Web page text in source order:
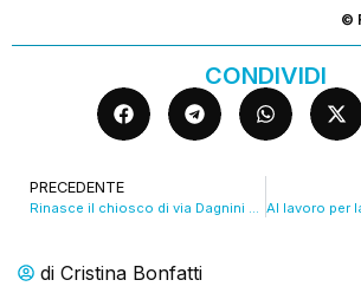
di Cristina Bonfatti
©
CONDIVIDI
PRECEDENTE
Rinasce il chiosco di via Dagnini grazie alla solidarietà. VIDEO